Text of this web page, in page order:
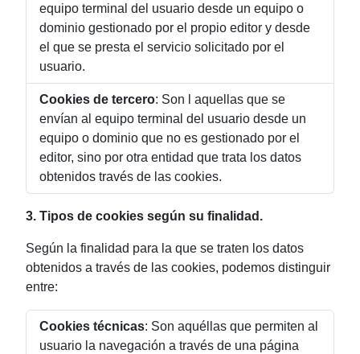
equipo terminal del usuario desde un equipo o
dominio gestionado por el propio editor y desde
el que se presta el servicio solicitado por el
usuario.
Cookies de tercero: Son l aquellas que se
envían al equipo terminal del usuario desde un
equipo o dominio que no es gestionado por el
editor, sino por otra entidad que trata los datos
obtenidos través de las cookies.
3. Tipos de cookies según su finalidad.
Según la finalidad para la que se traten los datos
obtenidos a través de las cookies, podemos distinguir
entre:
Cookies técnicas: Son aquéllas que permiten al
usuario la navegación a través de una página